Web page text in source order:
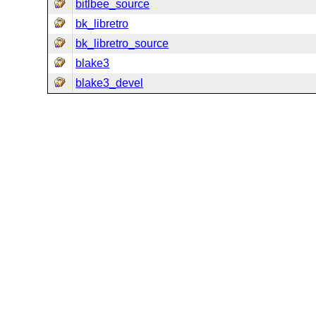
bitlbee_source
bk_libretro
bk_libretro_source
blake3
blake3_devel